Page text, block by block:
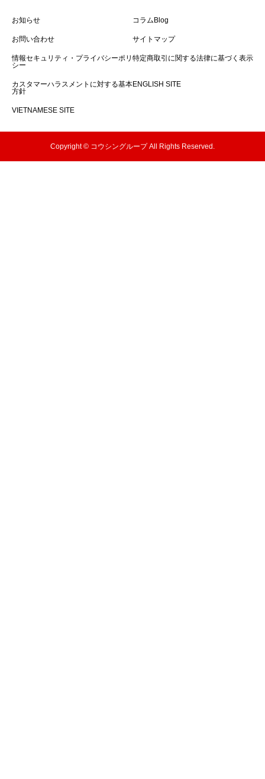
お知らせ コラムBlog
お問い合わせ サイトマップ
情報セキュリティ・プライバシーポリ
シー
特定商取引に関する法律に基づく表示
カスタマーハラスメントに対する基本
方針
ENGLISH SITE
VIETNAMESE SITE
Copyright © コウシングループ All Rights Reserved.